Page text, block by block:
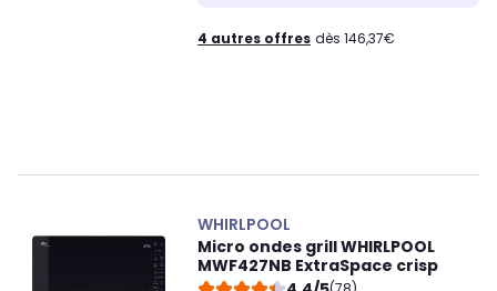
4 autres offres dès 146,37€
WHIRLPOOL
Micro ondes grill WHIRLPOOL
MWF427NB ExtraSpace crisp